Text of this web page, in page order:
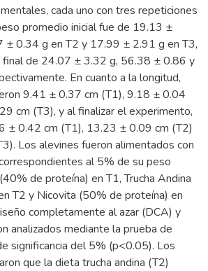
cada uno con tres repeticiones
promedio inicial fue de 19.13 ±
± 0.34 g en T2 y 17.99 ± 2.91 g en T3,
final de 24.07 ± 3.32 g, 56.38 ± 0.86 y
En cuanto a la longitud,
9.41 ± 0.37 cm (T1), 9.18 ± 0.04
cm (T3), y al finalizar el experimento,
± 0.42 cm (T1), 13.23 ± 0.09 cm (T2)
Los alevines fueron alimentados con
al 5% de su peso
de proteína) en T1, Trucha Andina
T2 y Nicovita (50% de proteína) en
completamente al azar (DCA) y
analizados mediante la prueba de
significancia del 5% (p<0.05). Los
que la dieta trucha andina (T2)